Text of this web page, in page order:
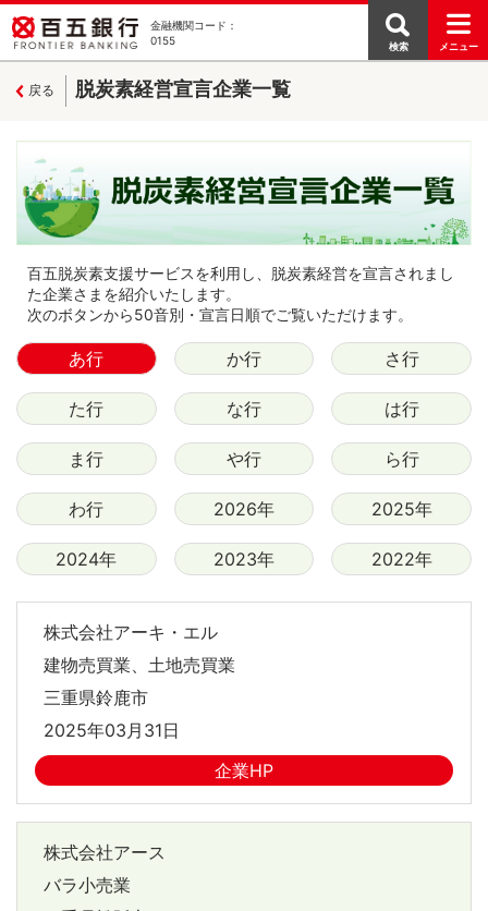
金融機関コード：
0155
メニュー
検索
戻る 脱炭素経営宣言企業一覧
百五脱炭素支援サービスを利用し、脱炭素経営を宣言されまし
た企業さまを紹介いたします。
次のボタンから50音別・宣言日順でご覧いただけます。
あ行
株式会社アーキ・エル
建物売買業、土地売買業
三重県鈴鹿市
2025年03月31日
企業HP
株式会社アース
バラ小売業
か行 さ行
た行 な行 は行
ま行 や行 ら行
わ行 2026年 2025年
2024年 2023年 2022年